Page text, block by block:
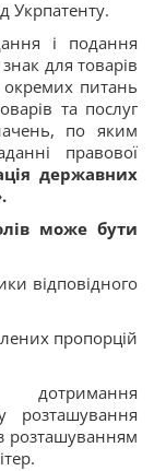
Укрпатенту.
і подання
для товарів
окремих питань
та послуг
по яким
правової
державних
може бути
відповідного
пропорцій
розташування
розташуванням